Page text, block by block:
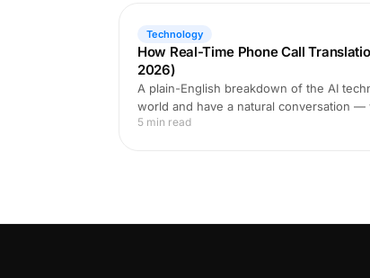
Technology
How Real-Time Phone Call
2026)
A plain-English breakdown of the AI
world and have a natural conversation
5 min read